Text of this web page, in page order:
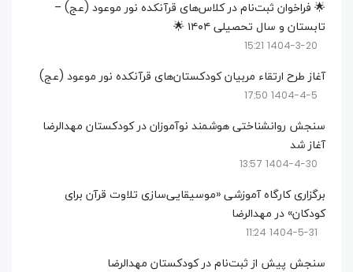
🌟 فراخوان ثبت‌نام در کلاس‌های قرآنکده نور موعود (عج) –
تابستان و سال تحصیلی ۱۴۰۴ 🌟
1404-3-20 15:21
آغاز طرح ارتقاء مربیان کودکستان‌های قرآنکده نور موعود (عج)
1404-4-5 17:50
سنجش روانشناختی هوشمند نوآموزان در کودکستان مهدالرضا
آغاز شد
1404-4-30 13:57
برگزاری کارگاه آموزشی «موسیقایی‌سازی تلاوت قرآن برای
کودکان» در مهدالرضا
1404-5-31 11:24
سنجش پیش از ثبت‌نام در کودکستان مهدالرضا